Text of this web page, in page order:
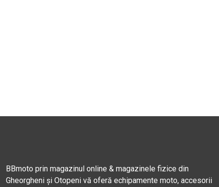
BBmoto prin magazinul online & magazinele fizice din
Gheorgheni și Otopeni vă oferă echipamente moto, accesorii